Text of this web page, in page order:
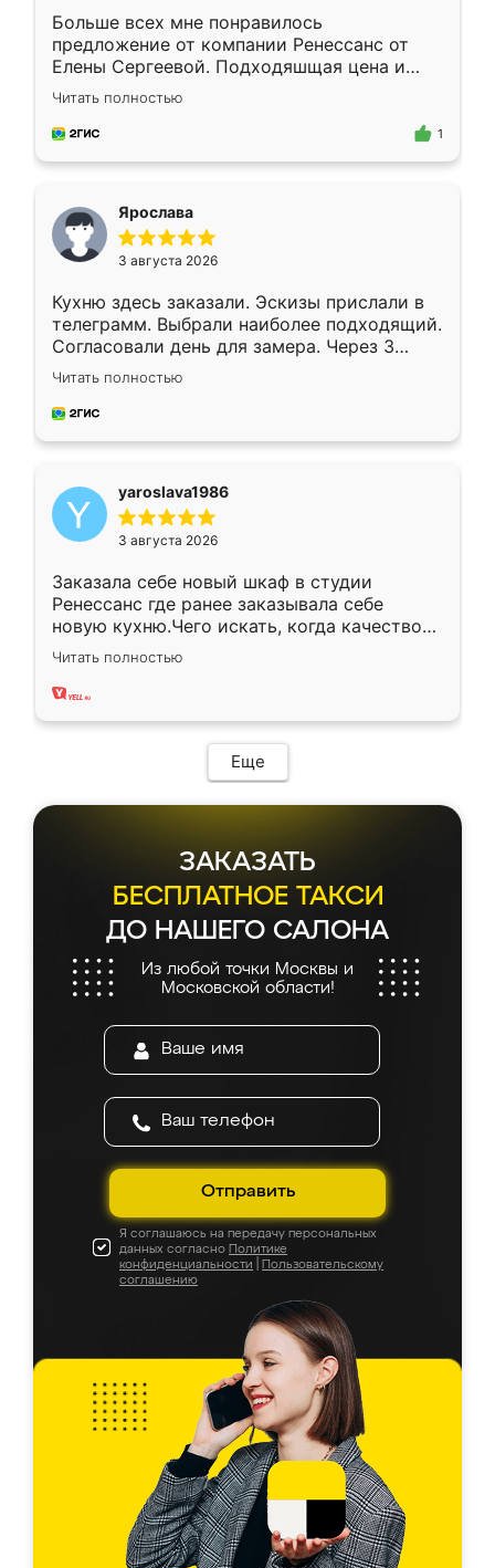
Больше всех мне понравилось
предложение от компании Ренессанс от
Елены Сергеевой. Подходяшщая цена и
короткие сроки изготовления. Приехавший
для замера сотрудник Владислав
предложил по моему эскизу самый
Читать полностью
1
Ярослава
3 августа 2026
Кухню здесь заказали. Эскизы прислали в
телеграмм. Выбрали наиболее подходящий.
Согласовали день для замера. Через 3
недели кухня была уже готова. Остались
довольны работой. Спасибо Ренессанс
мебель за качественную работу!
Читать полностью
yaroslava1986
3 августа 2026
Заказала себе новый шкаф в студии
Ренессанс где ранее заказывала себе
новую кухню.Чего искать, когда качеством
вполне довольна. Служит кухня уже почти
два года, нареканий нет.
Читать полностью
Еще
ЗАКАЗАТЬ
БЕСПЛАТНОЕ ТАКСИ
ДО НАШЕГО САЛОНА
Из любой точки Москвы и
Московской области!
Отправить
Я соглашаюсь на передачу персональных
данных согласно Политике
конфиденциальности
Пользовательскому
соглашению